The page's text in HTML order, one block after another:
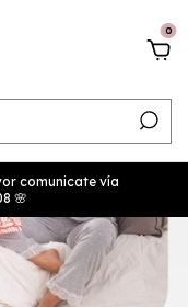
0
comunicate vía
🌸